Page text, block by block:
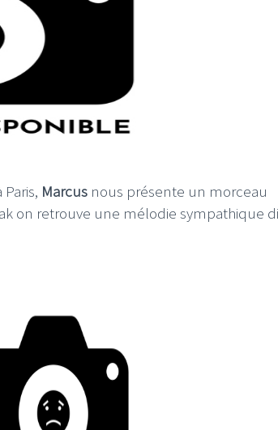
Marcus nous présente un morceau
on retrouve une mélodie sympathique
!!!
LE GROS RIFFIFI
LE GROS RIFFIFI –
The Covers !!!